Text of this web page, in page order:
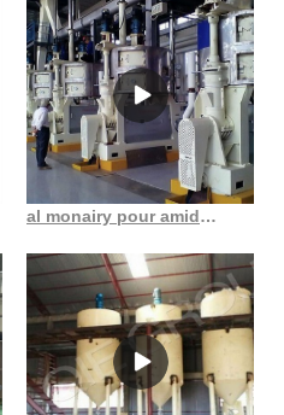
al monairy pour amidon de germe de maïs huile de germe de maïs glucose fructose